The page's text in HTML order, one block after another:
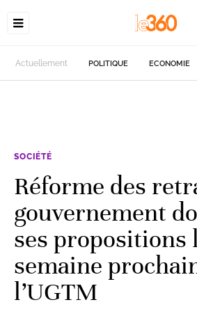
Actuellement POLITIQUE ECONOMIE
SOCIÉTÉ
Réforme des
gouvernement
ses propositions
semaine
l’UGTM